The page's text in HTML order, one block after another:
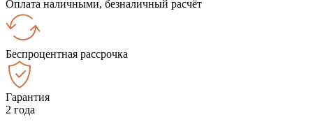
Оплата наличными, безналичный расчёт
Беспроцентная рассрочка
Гарантия
2 года